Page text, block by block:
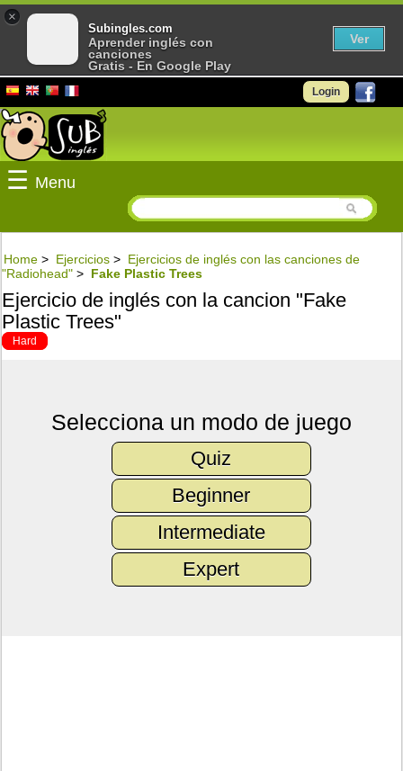
Login
☰ Menu
Home > Ejercicios > Ejercicios de inglés con las canciones de
"Radiohead" > Fake Plastic Trees
Ejercicio de inglés con la cancion "Fake
Plastic Trees"
Hard
Selecciona un modo de juego
Quiz
Beginner
Intermediate
Expert
×
Subingles.com
Aprender inglés con
canciones
Gratis - En Google Play
Ver